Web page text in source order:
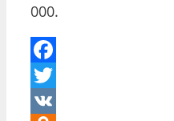
000.
Facebook
Twitter